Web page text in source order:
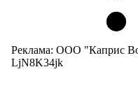
Реклама: ООО "Каприс
LjN8K34jk